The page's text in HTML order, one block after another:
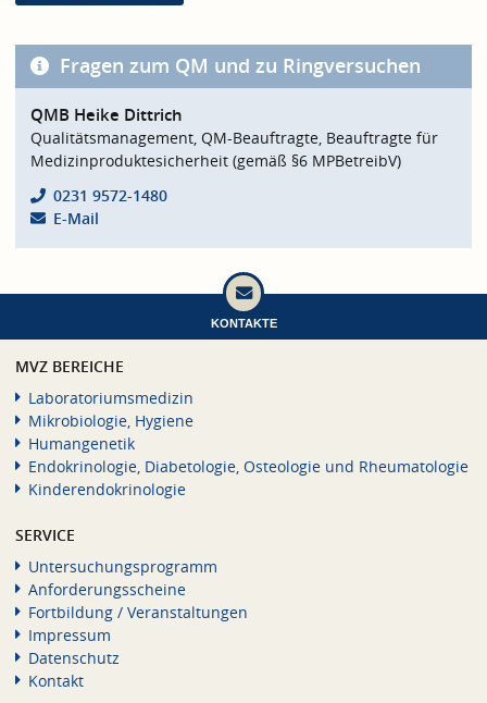
Fragen zum QM und zu Ringversuchen
QMB Heike Dittrich
Qualitätsmanagement, QM-Beauftragte, Beauftragte für
Medizinproduktesicherheit (gemäß §6 MPBetreibV)
0231 9572-1480
E-Mail
KONTAKTE
MVZ BEREICHE
Laboratoriumsmedizin
Mikrobiologie, Hygiene
Humangenetik
Endokrinologie, Diabetologie, Osteologie und Rheumatologie
Kinderendokrinologie
SERVICE
Untersuchungsprogramm
Anforderungsscheine
Fortbildung / Veranstaltungen
Impressum
Datenschutz
Kontakt